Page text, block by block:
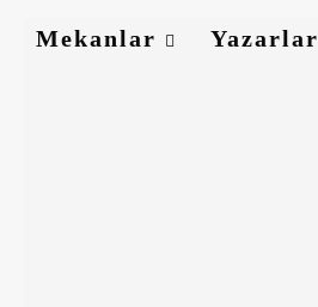
Mekanlar
Yazarlar